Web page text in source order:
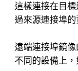
這樣連接在目
過來源連接埠
遠端連接埠鏡
不同的設備上，